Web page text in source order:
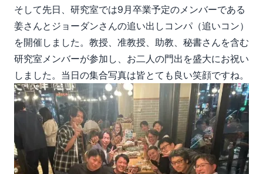
そして先日、研究室では9月卒業予定のメンバーである
姜さんとジョーダンさんの追い出しコンパ（追いコン）
を開催しました。教授、准教授、助教、秘書さんを含む
研究室メンバーが参加し、お二人の門出を盛大にお祝い
しました。当日の集合写真は皆とても良い笑顔ですね。